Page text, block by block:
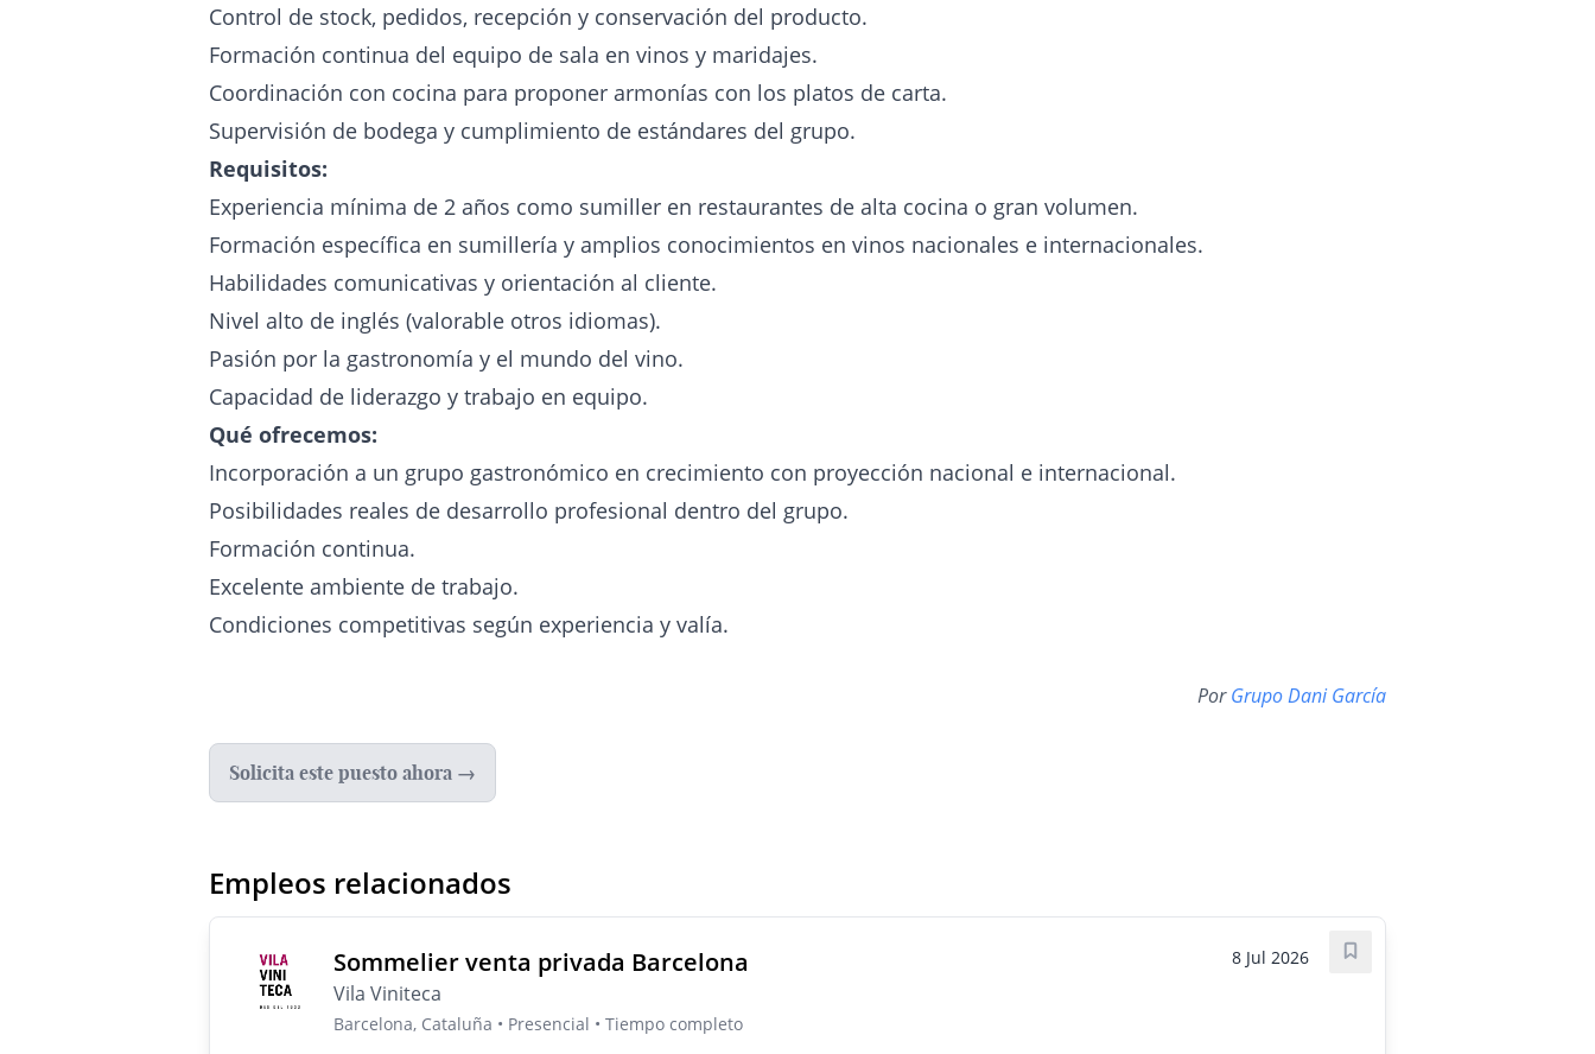
Control de stock, pedidos, recepción y conservación del producto.
Formación continua del equipo de sala en vinos y maridajes.
Coordinación con cocina para proponer armonías con los platos de carta.
Supervisión de bodega y cumplimiento de estándares del grupo.
Requisitos:
Experiencia mínima de 2 años como sumiller en restaurantes de alta cocina o gran volumen.
Formación específica en sumillería y amplios conocimientos en vinos nacionales e internacionales.
Habilidades comunicativas y orientación al cliente.
Nivel alto de inglés (valorable otros idiomas).
Pasión por la gastronomía y el mundo del vino.
Capacidad de liderazgo y trabajo en equipo.
Qué ofrecemos:
Incorporación a un grupo gastronómico en crecimiento con proyección nacional e internacional.
Posibilidades reales de desarrollo profesional dentro del grupo.
Formación continua.
Excelente ambiente de trabajo.
Condiciones competitivas según experiencia y valía.
PorGrupo Dani García
Solicita este puesto ahora →
Empleos relacionados
Sommelier venta privada Barcelona
Vila Viniteca
Barcelona, Cataluña • Presencial • Tiempo completo
8 Jul 2026 Guardar oferta